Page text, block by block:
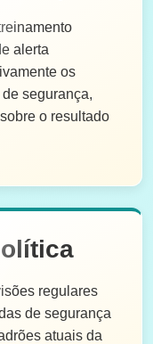
alerta
os
segurança,
o resultado
regulares
de segurança
atuais da